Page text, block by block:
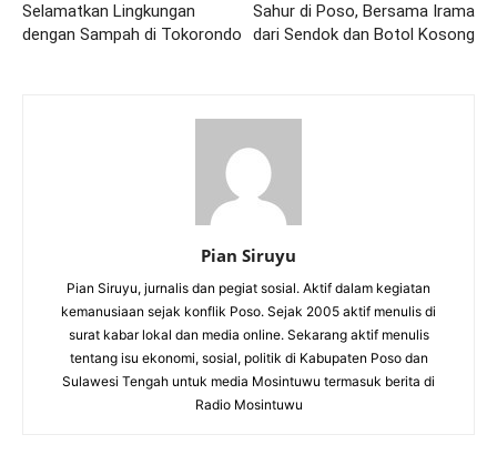
Selamatkan Lingkungan
dengan Sampah di Tokorondo
Sahur di Poso, Bersama Irama
dari Sendok dan Botol Kosong
Pian Siruyu
Pian Siruyu, jurnalis dan pegiat sosial. Aktif dalam kegiatan
kemanusiaan sejak konflik Poso. Sejak 2005 aktif menulis di
surat kabar lokal dan media online. Sekarang aktif menulis
tentang isu ekonomi, sosial, politik di Kabupaten Poso dan
Sulawesi Tengah untuk media Mosintuwu termasuk berita di
Radio Mosintuwu